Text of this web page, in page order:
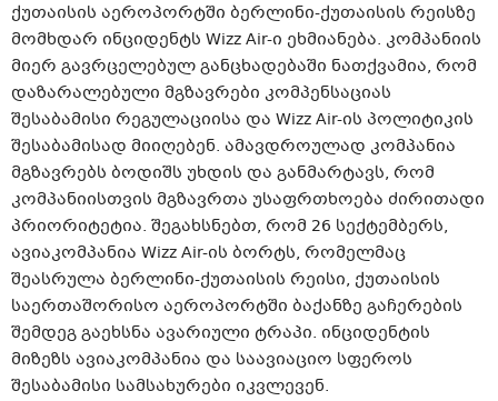
ქუთაისის აეროპორტში ბერლინი-ქუთაისის რეისზე
მომხდარ ინციდენტს WizzAir-ი ეხმიანება. კომპანიის
მიერ გავრცელებულ განცხადებაში ნათქვამია, რომ
დაზარალებული მგზავრები კომპენსაციას
შესაბამისი რეგულაციისა და WizzAir-ის პოლიტიკის
შესაბამისად მიიღებენ. ამავდროულად კომპანია
მგზავრებს ბოდიშს უხდის და განმარტავს, რომ
კომპანიისთვის მგზავრთა უსაფრთხოება ძირითადი
პრიორიტეტია. შეგახსნებთ, რომ 26 სექტემბერს,
ავიაკომპანია WizzAir-ის ბორტს, რომელმაც
შეასრულა ბერლინი-ქუთაისის რეისი, ქუთაისის
საერთაშორისო აეროპორტში ბაქანზე გაჩერების
შემდეგ გაეხსნა ავარიული ტრაპი. ინციდენტის
მიზეზს ავიაკომპანია და საავიაციო სფეროს
შესაბამისი სამსახურები იკვლევენ.